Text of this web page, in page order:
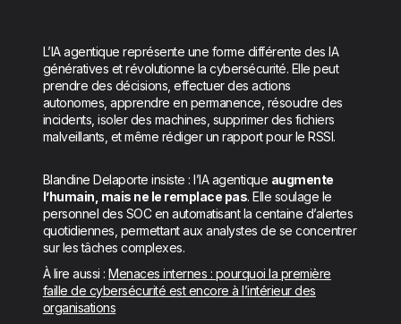
L’IA agentique représente une forme différente des IA
génératives et révolutionne la cybersécurité. Elle peut
prendre des décisions, effectuer des actions
autonomes, apprendre en permanence, résoudre des
incidents, isoler des machines, supprimer des fichiers
malveillants, et même rédiger un rapport pour le RSSI.
Blandine Delaporte insiste : l’IA agentique augmente
l’humain, mais ne le remplace pas. Elle soulage le
personnel des SOC en automatisant la centaine d’alertes
quotidiennes, permettant aux analystes de se concentrer
sur les tâches complexes.
À lire aussi :Menaces internes : pourquoi la première
faille de cybersécurité est encore à l’intérieur des
organisations